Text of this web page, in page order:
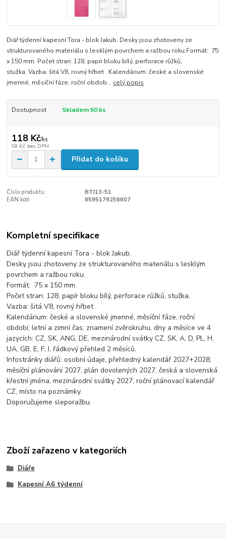
Diář týdenní kapesní Tora - blok Jakub. Desky jsou zhotoveny ze
strukturovaného materiálu s lesklým povrchem a ražbou roku.Formát: 75
x 150 mm. Počet stran: 128, papír bloku bílý, perforace růžků,
stužka. Vazba: šitá V8, rovný hřbet . Kalendárium: české a slovenské
jmenné, měsíční fáze, roční obdob... celý popis
Dostupnost Skladem 50 ks
118 Kč/ks
98 Kč bez DPH
Přidat do košíku
Číslo produktu:
BTJ13-51
EAN kód:
8595179256607
Kompletní specifikace
Diář týdenní kapesní Tora - blok Jakub.
Desky jsou zhotoveny ze strukturovaného materiálu s lesklým
povrchem a ražbou roku.
Formát: 75 x 150 mm.
Počet stran: 128, papír bloku bílý, perforace růžků, stužka.
Vazba: šitá V8, rovný hřbet .
Kalendárium: české a slovenské jmenné, měsíční fáze, roční
období, letní a zimní čas, znamení zvěrokruhu, dny a měsíce ve 4
jazycích: CZ, SK, ANG, DE, mezinárodní svátky CZ, SK, A, D, PL, H,
UA, GB, E, F, I, řádkový přehled 2 měsíců.
Infostránky diářů: osobní údaje, přehledný kalendář 2027+2028,
měsíční plánování 2027, plán dovolených 2027, česká a slovenská
křestní jména, mezinárodní svátky 2027, roční plánovací kalendář
CZ, místo na poznámky.
Doporučujeme sleporažbu.
Zboží zařazeno v kategoriích
Diáře
Kapesní A6 týdenní